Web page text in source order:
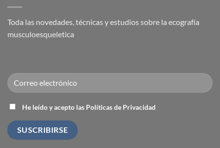
y
Toda las novedades, técnicas y estudios sobre la ecografía
musculoesqueletica
He leído y acepto las Políticas de Privacidad